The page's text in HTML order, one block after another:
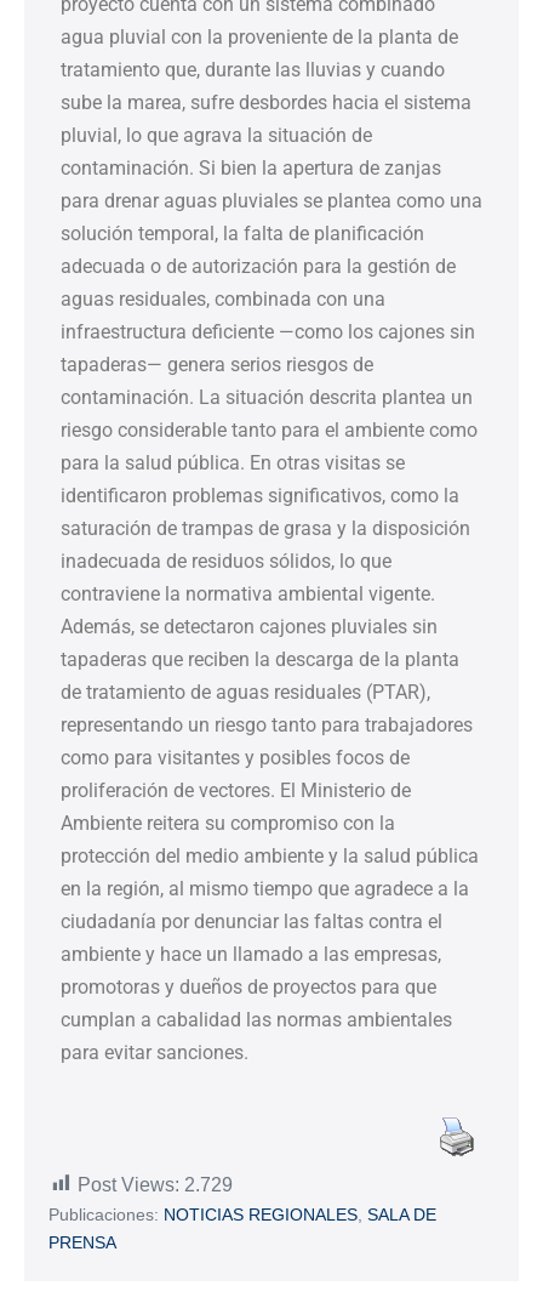
agua pluvial con la proveniente de la planta de
tratamiento que, durante las lluvias y cuando
sube la marea, sufre desbordes hacia el sistema
pluvial, lo que agrava la situación de
contaminación. Si bien la apertura de zanjas
para drenar aguas pluviales se plantea como una
solución temporal, la falta de planificación
adecuada o de autorización para la gestión de
aguas residuales, combinada con una
infraestructura deficiente —como los cajones sin
tapaderas— genera serios riesgos de
contaminación. La situación descrita plantea un
riesgo considerable tanto para el ambiente como
para la salud pública. En otras visitas se
identificaron problemas significativos, como la
saturación de trampas de grasa y la disposición
inadecuada de residuos sólidos, lo que
contraviene la normativa ambiental vigente.
Además, se detectaron cajones pluviales sin
tapaderas que reciben la descarga de la planta
de tratamiento de aguas residuales (PTAR),
representando un riesgo tanto para trabajadores
como para visitantes y posibles focos de
proliferación de vectores. El Ministerio de
Ambiente reitera su compromiso con la
protección del medio ambiente y la salud pública
en la región, al mismo tiempo que agradece a la
ciudadanía por denunciar las faltas contra el
ambiente y hace un llamado a las empresas,
promotoras y dueños de proyectos para que
cumplan a cabalidad las normas ambientales
para evitar sanciones.
Post Views: 2.729
Publicaciones: NOTICIAS REGIONALES SALA DE
PRENSA